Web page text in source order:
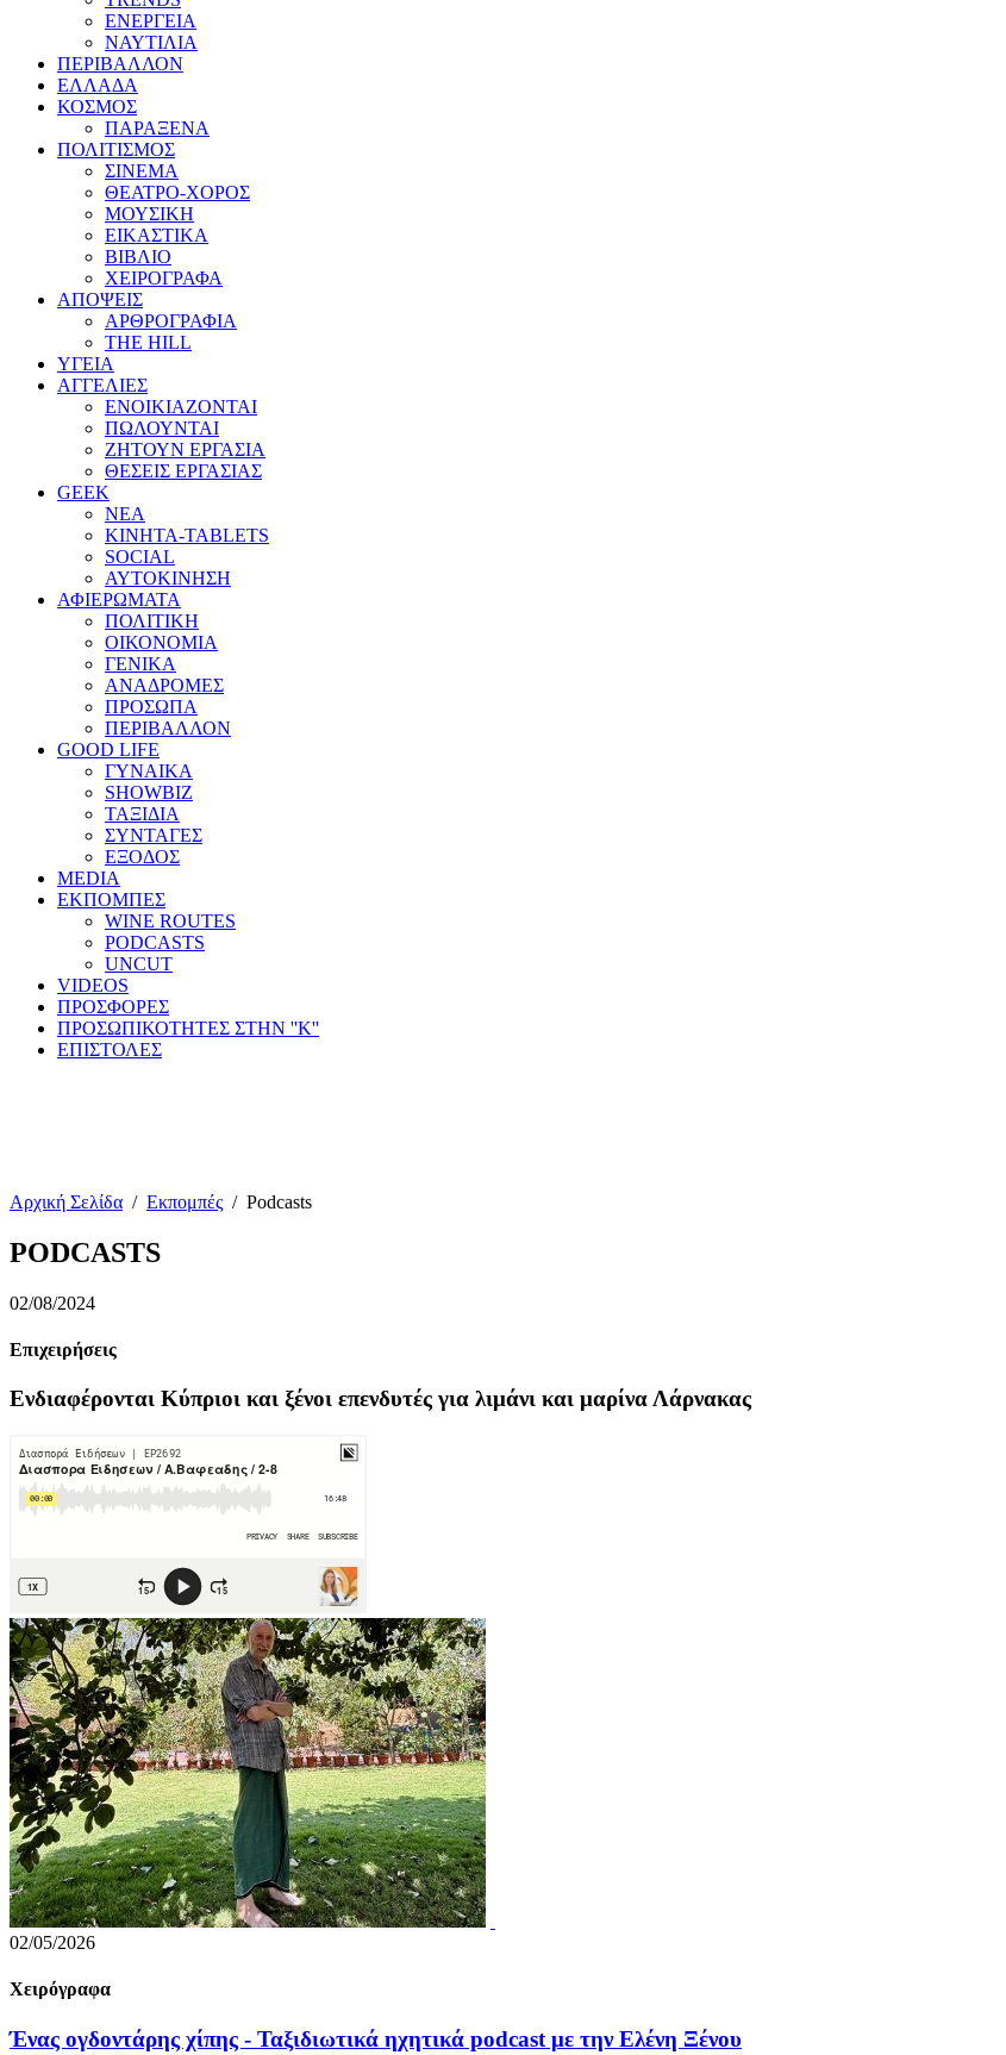
ΕΝΕΡΓΕΙΑ
ΝΑΥΤΙΛΙΑ
ΠΕΡΙΒΑΛΛΟΝ
ΕΛΛΑΔΑ
ΚΟΣΜΟΣ
ΠΑΡΑΞΕΝΑ
ΠΟΛΙΤΙΣΜΟΣ
ΣΙΝΕΜΑ
ΘΕΑΤΡΟ-ΧΟΡΟΣ
ΜΟΥΣΙΚΗ
ΕΙΚΑΣΤΙΚΑ
ΒΙΒΛΙΟ
ΧΕΙΡΟΓΡΑΦΑ
ΑΠΟΨΕΙΣ
ΑΡΘΡΟΓΡΑΦΙΑ
THE HILL
ΥΓΕΙΑ
ΑΓΓΕΛΙΕΣ
ΕΝΟΙΚΙΑΖΟΝΤΑΙ
ΠΩΛΟΥΝΤΑΙ
ΖΗΤΟΥΝ ΕΡΓΑΣΙΑ
ΘΕΣΕΙΣ ΕΡΓΑΣΙΑΣ
GEEK
ΝΕΑ
ΚΙΝΗΤΑ-TABLETS
SOCIAL
ΑΥΤΟΚΙΝΗΣΗ
ΑΦΙΕΡΩΜΑΤΑ
ΠΟΛΙΤΙΚΗ
ΟΙΚΟΝΟΜΙΑ
ΓΕΝΙΚΑ
ΑΝΑΔΡΟΜΕΣ
ΠΡΟΣΩΠΑ
ΠΕΡΙΒΑΛΛΟΝ
GOOD LIFE
ΓΥΝΑΙΚΑ
SHOWBIZ
ΤΑΞΙΔΙΑ
ΣΥΝΤΑΓΕΣ
ΕΞΟΔΟΣ
MEDIA
ΕΚΠΟΜΠΕΣ
WINE ROUTES
PODCASTS
UNCUT
VIDEOS
ΠΡΟΣΦΟΡΕΣ
ΠΡΟΣΩΠΙΚΟΤΗΤΕΣ ΣΤΗΝ ''Κ''
ΕΠΙΣΤΟΛΕΣ
Αρχική Σελίδα / Εκπομπές / Podcasts
PODCASTS
02/08/2024
Επιχειρήσεις
Ενδιαφέρονται Κύπριοι και ξένοι επενδυτές για λιμάνι και μαρίνα Λάρνακας
02/05/2026
Χειρόγραφα
Ένας ογδοντάρης χίπης - Ταξιδιωτικά ηχητικά podcast με την Ελένη Ξένου